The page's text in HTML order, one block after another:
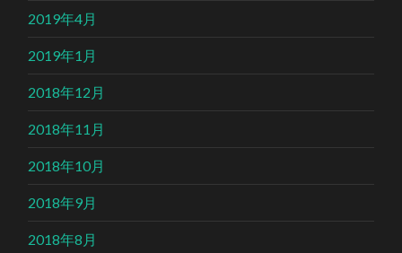
2019年4月
2019年1月
2018年12月
2018年11月
2018年10月
2018年9月
2018年8月